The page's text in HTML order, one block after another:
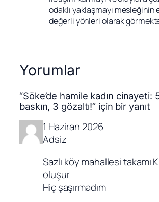
odaklı yaklaşmayı mesleğinin
değerli yönleri olarak
Yorumlar
“Söke’de hamile kadın cinayeti:
baskın, 3 gözaltı!” için bir yanıt
1 Haziran 2026
Adsiz
Sazlı köy mahallesi takamı
oluşur
Hiç şaşırmadım